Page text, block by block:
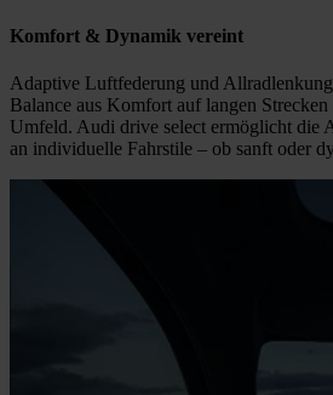
Komfort & Dynamik vereint
Adaptive Luftfederung und
Balance aus Komfort auf langen
Umfeld. Audi drive select ermöglicht die
an individuelle Fahrstile – ob sanft oder